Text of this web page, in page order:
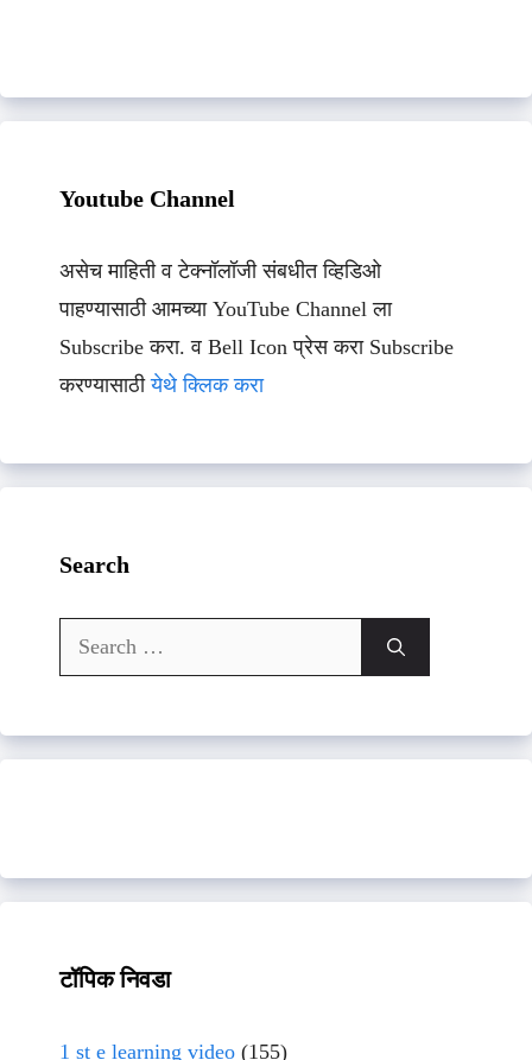
Youtube Channel
असेच माहिती व टेक्नॉलॉजी संबधीत व्हिडिओ
पाहण्यासाठी आमच्या YouTube Channel ला
Subscribe करा. व Bell Icon प्रेस करा Subscribe
करण्यासाठीयेथे क्लिक करा
Search
Search
for:
टॉपिक निवडा
1 st e learning video (155)